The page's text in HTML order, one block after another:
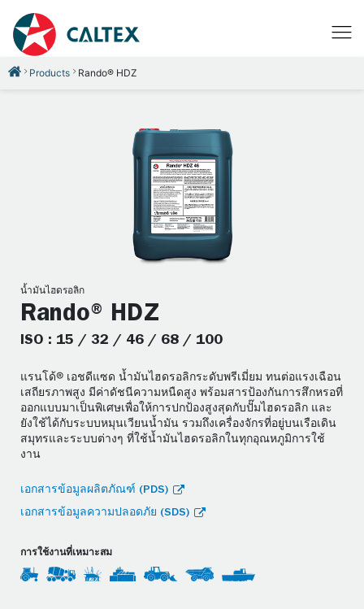
Products Rando® HDZ
น้ำมันไฮดรอลิก
Rando® HDZ
ISO : 15 / 32 / 46 / 68 / 100
แรนโด้® เอชดีแซด น้ำมันไฮดรอลิกระดับพรีเมี่ยม ทนต่อแรงเฉือน
เสถียรภาพสูง มีค่าดัชนีความหนืดสูง พร้อมสารป้องกันการสึกหรอที่
ออกแบบมาเป็นพิเศษเพื่อให้การปกป้องสูงสุดกับปั๊มไฮดรอลิก และ
ยังใช้ได้กับระบบหมุนเวียนน้ำมัน รวมถึงเครื่องจักรที่อยู่บนเรือเดิน
สมุทรและระบบต่างๆ ที่ใช้น้ำมันไฮดรอลิกในทุกอุณหภูมิการใช้
งาน
เอกสารข้อมูลผลิตภัณฑ์ (PDS)
เอกสารข้อมูลความปลอดภัย (SDS)
การใช้งานที่เหมาะสม